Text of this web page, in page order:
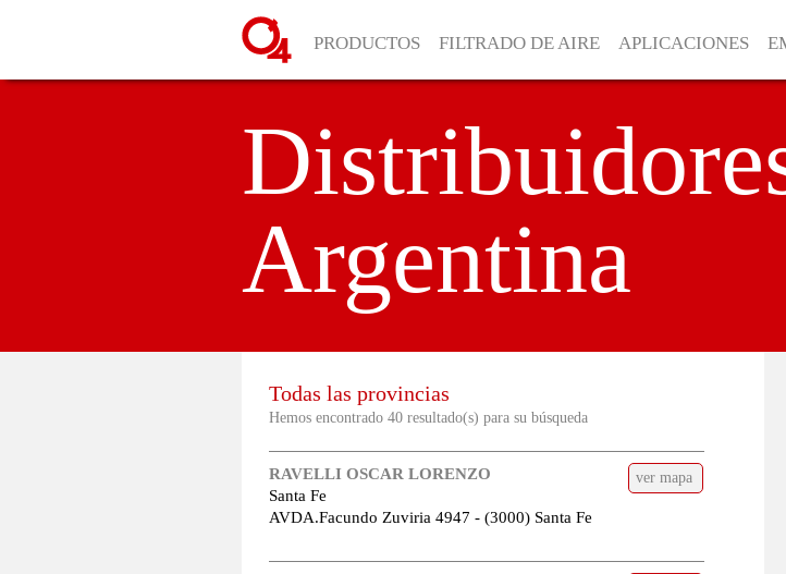
PRODUCTOS FILTRADO DE AIRE APLICACIONES
Argentina
Todas las provincias
Hemos encontrado 40 resultado(s) para su búsqueda
RAVELLI OSCAR LORENZO
Santa Fe
AVDA.Facundo Zuviria 4947 - (3000) Santa Fe
ver mapa